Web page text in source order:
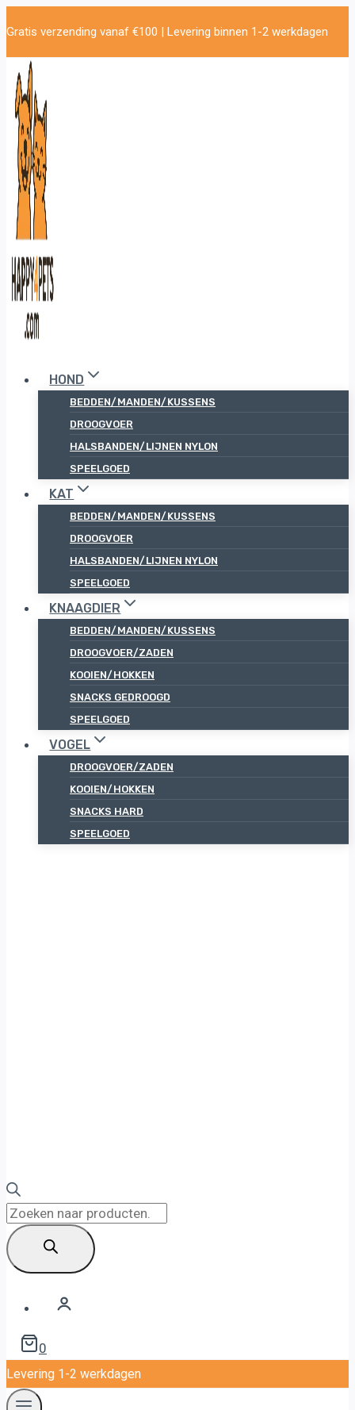
naar
inhoud
Gratis verzending vanaf €100 | Levering binnen 1-2 werkdagen
HOND
BEDDEN/MANDEN/KUSSENS
DROOGVOER
HALSBANDEN/LIJNEN NYLON
SPEELGOED
KAT
BEDDEN/MANDEN/KUSSENS
DROOGVOER
HALSBANDEN/LIJNEN NYLON
SPEELGOED
KNAAGDIER
BEDDEN/MANDEN/KUSSENS
DROOGVOER/ZADEN
KOOIEN/HOKKEN
SNACKS GEDROOGD
SPEELGOED
VOGEL
DROOGVOER/ZADEN
KOOIEN/HOKKEN
SNACKS HARD
SPEELGOED
Producten
zoeken
0
Levering 1-2 werkdagen